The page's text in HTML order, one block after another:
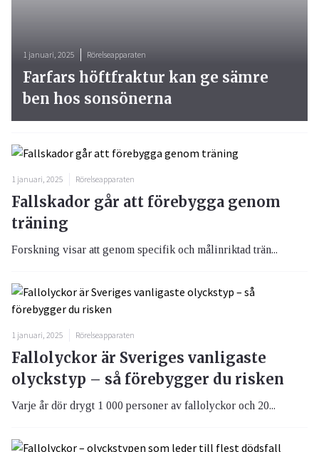
1 januari, 2025 Rörelseapparaten
Farfars höftfraktur kan ge sämre
ben hos sonsönerna
1 januari, 2025 Rörelseapparaten
Fallskador går att förebygga genom
träning
Forskning visar att genom specifik och målinriktad trän...
1 januari, 2025 Rörelseapparaten
Fallolyckor är Sveriges vanligaste
olyckstyp – så förebygger du risken
Varje år dör drygt 1 000 personer av fallolyckor och 20...